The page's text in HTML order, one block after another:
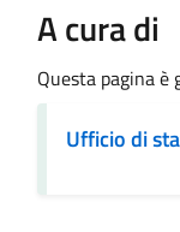
A cura di
Questa pagina è
Ufficio di